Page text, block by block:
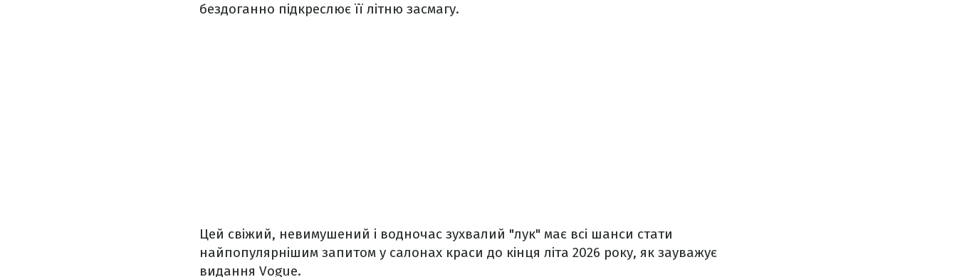
бездоганно підкреслює її літню засмагу.
Цей свіжий, невимушений і водночас зухвалий "лук" має всі шанси стати
найпопулярнішим запитом у салонах краси до кінця літа 2026 року, як зауважує
видання Vogue.